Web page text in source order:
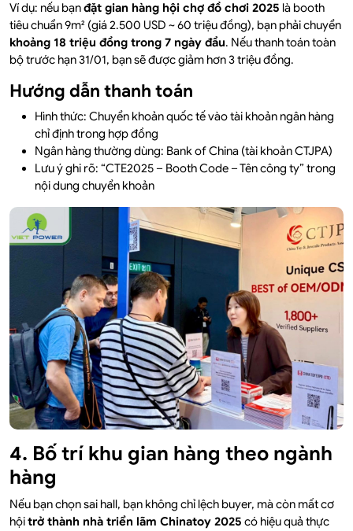
Ví dụ: nếu bạnđặt gian hàng hội chợ đồ chơi 2025 là booth
tiêu chuẩn 9m² (giá 2.500 USD ~ 60 triệu đồng), bạn phải chuyển
khoảng 18 triệu đồng trong 7 ngày đầu. Nếu thanh toán toàn
bộ trước hạn 31/01, bạn sẽ được giảm hơn 3 triệu đồng.
Hướng dẫn thanh toán
Hình thức: Chuyển khoản quốc tế vào tài khoản ngân hàng
chỉ định trong hợp đồng
Ngân hàng thường dùng: Bank of China (tài khoản CTJPA)
Lưu ý ghi rõ: “CTE2025 – Booth Code – Tên công ty” trong
nội dung chuyển khoản
4. Bố trí khu gian hàng theo ngành
hàng
Nếu bạn chọn sai hall, bạn không chỉ lệch buyer, mà còn mất cơ
hộitrở thành nhà triển lãm Chinatoy 2025 có hiệu quả thực